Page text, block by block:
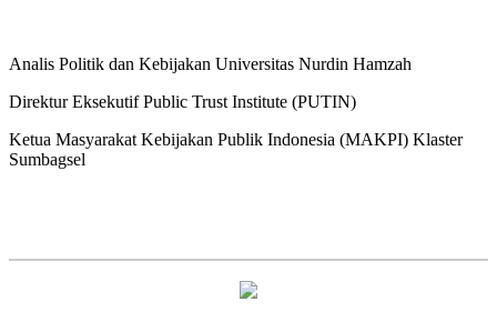
Analis Politik dan Kebijakan Universitas Nurdin Hamzah
Direktur Eksekutif Public Trust Institute (PUTIN)
Ketua Masyarakat Kebijakan Publik Indonesia (MAKPI) Klaster
Sumbagsel